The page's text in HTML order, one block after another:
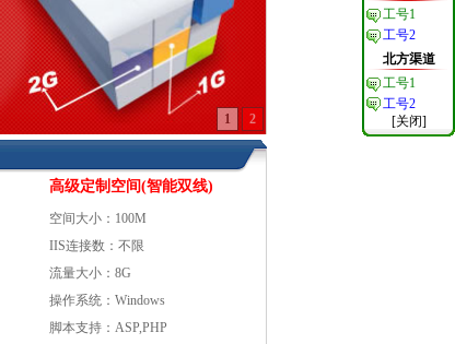
1 2
高级定制空间(智能双线)
空间大小：100M
IIS连接数：不限
流量大小：8G
操作系统：Windows
脚本支持：ASP,PHP
工号1
工号2
北方渠道
工号1
工号2
[关闭]